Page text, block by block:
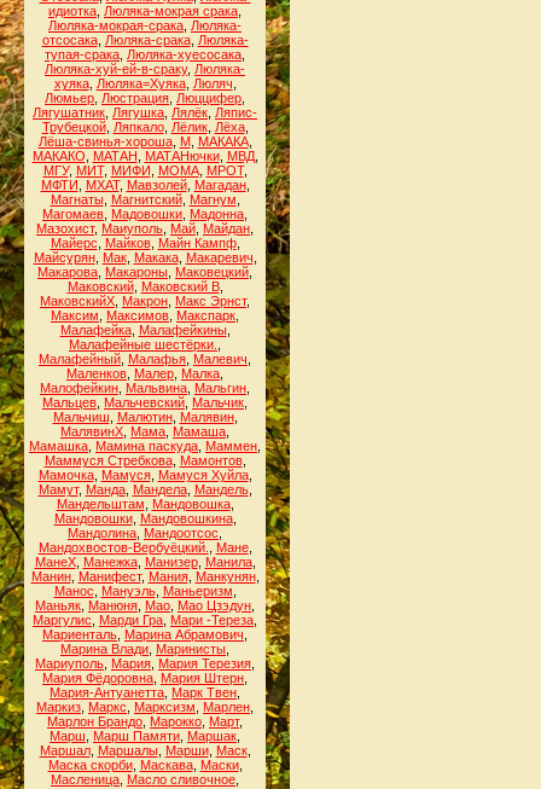
идиотка Люляка-мокрая срака
Люляка-мокрая-срака Люляка-
отсосака, Люляка-срака, Люляка-
тупая-срака Люляка-хуесосака
Люляка-хуй-ей-в-сраку, Люляка-
хуяка, Люляка=Хуяка, Люляч
Люмьер Люстрация Люццифер
Лягушатник Лягушка Лялёк Ляпис-
Трубецкой, Ляпкало, Лёлик, Лёха,
Лёша-свинья-хороша, М, МАКАКА,
МАКАКО
МАТАН МАТАНючки, МВД,
МГУ, МИТ, МИФИ МОМА, МРОТ,
МФТИ
МХАТ, Мавзолей, Магадан,
Магнаты, Магнитский, Магнум
Магомаев Мадовошки Мадонна
Мазохист, Маиуполь Май Майдан
Майерс
Майков, Майн Кампф,
Майсурян, Мак, Макака, Макаревич
Макарова Макароны Маковецкий
Маковский, Маковский В,
МаковскийХ Макрон Макс Эрнст,
Максим
Максимов Макспарк
Малафейка, Малафейкины,
Малафейные шестёрки.
Малафейный Малафья Малевич
Маленков Малер Малка
Малофейкин Мальвина Мальгин
Мальцев Мальчевский Мальчик
Мальчиш
Малютин, Малявин,
МалявинХ Мама Мамаша
Мамашка Мамина паскуда Маммен
Маммуся Стребкова, Мамонтов,
Мамочка, Мамуся, Мамуся Хуйла,
Мамут, Манда, Мандела, Мандель,
Мандельштам
Мандовошка,
Мандовошки, Мандовошкина,
Мандолина Мандоотсос
Мандохвостов-Вербуёцкий.
Мане,
МанеХ, Манежка, Манизер, Манила,
Манин, Манифест, Мания, Манкунян,
Манос
Мануэль, Маньеризм
Маньяк Манюня Мао Мао Цзэдун
Маргулис
Марди Гра Мари -Тереза
Мариенталь Марина Абрамович
Марина Влади Маринисты
Мариуполь Мария Мария Терезия
Мария Фёдоровна Мария Штерн
Мария-Антуанетта Марк Твен
Маркиз Маркс Марксизм Марлен
Марлон Брандо Марокко Март,
Марш
Марш Памяти Маршак
Маршал, Маршалы, Марши, Маск,
Маска скорби, Маскава, Маски,
Масленица Масло сливочное